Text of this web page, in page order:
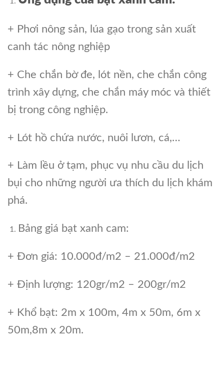
+ Phơi nông sản, lúa gạo trong sản xuất
canh tác nông nghiệp
+ Che chắn bờ đe, lót nền, che chắn công
trình xây dựng, che chắn máy móc và thiết
bị trong công nghiệp.
+ Lót hồ chứa nước, nuôi lươn, cá,…
+ Làm lều ở tạm, phục vụ nhu cầu du lịch
bụi cho những người ưa thích du lịch khám
phá.
Bảng giá bạt xanh cam:
+ Đơn giá: 10.000đ/m2 – 21.000đ/m2
+ Định lượng: 120gr/m2 – 200gr/m2
+ Khổ bạt: 2m x 100m, 4m x 50m, 6m x
50m,8m x 20m.